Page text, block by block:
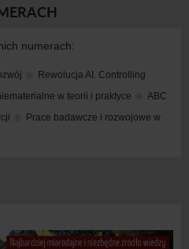
numerach:
Rewolucja AI. Controlling
w teorii i praktyce
ABC
Prace badawcze i rozwojowe w